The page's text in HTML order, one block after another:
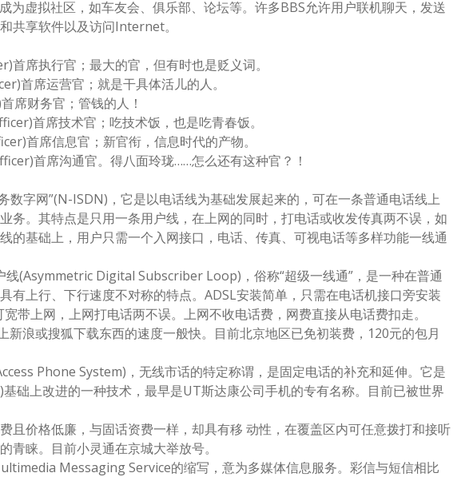
为虚拟社区，如车友会、俱乐部、论坛等。许多BBS允许用户联机聊天，发送
共享软件以及访问Internet。
席执行官；最大的官，但有时也是贬义词。
席运营官；就是干具体活儿的人。
财务官；管钱的人！
首席技术官；吃技术饭，也是吃青春饭。
首席信息官；新官衔，信息时代的产物。
首席沟通官。得八面玲珑……怎么还有这种官？！
字网”(N-ISDN)，它是以电话线为基础发展起来的，可在一条普通电话线上
务。其特点是只用一条用户线，在上网的同时，打电话或收发传真两不误，如
的基础上，用户只需一个入网接口，电话、传真、可视电话等多样功能一线通
(Asymmetric Digital Subscriber Loop)，俗称“超级一线通”，是一种在普通
有上行、下行速度不对称的特点。ADSL安装简单，只需在电话机接口旁安装
带上网，上网打电话两不误。上网不收电话费，网费直接从电话费扣走。
新浪或搜狐下载东西的速度一般快。目前北京地区已免初装费，120元的包月
Phone System)，无线市话的特定称谓，是固定电话的补充和延伸。它是
基础上改进的一种技术，最早是UT斯达康公司手机的专有名称。目前已被世界
价格低廉，与固话资费一样，却具有移 动性，在覆盖区内可任意拨打和接听
青睐。目前小灵通在京城大举放号。
Messaging Service的缩写，意为多媒体信息服务。彩信与短信相比